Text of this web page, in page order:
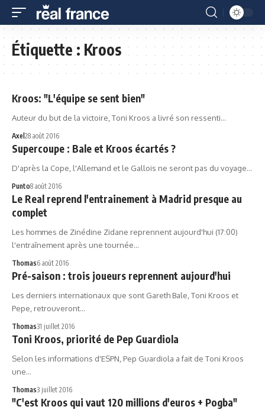
Étiquette :Kroos
Kroos: "L'équipe se sent bien"
Auteur du but de la victoire, Toni Kroos a livré son ressenti…
Axel 28 août 2016
Supercoupe : Bale et Kroos écartés ?
D'après la Cope, l'Allemand et le Gallois ne seront pas du voyage…
Punto8 août 2016
Le Real reprend l'entrainement à Madrid presque au
complet
Les hommes de Zinédine Zidane reprennent aujourd'hui (17:00)
l'entraînement après une tournée…
Thomas6 août 2016
Pré-saison : trois joueurs reprennent aujourd'hui
Les derniers internationaux que sont Gareth Bale, Toni Kroos et
Pepe, retrouveront…
Thomas31 juillet 2016
Toni Kroos, priorité de Pep Guardiola
Selon les informations d'ESPN, Pep Guardiola a fait de Toni Kroos
une…
Thomas3 juillet 2016
"C'est Kroos qui vaut 120 millions d'euros + Pogba"